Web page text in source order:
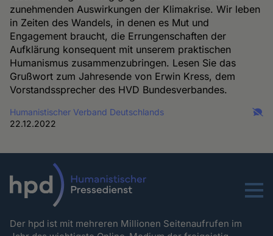
zunehmenden Auswirkungen der Klimakrise. Wir leben
in Zeiten des Wandels, in denen es Mut und
Engagement braucht, die Errungenschaften der
Aufklärung konsequent mit unserem praktischen
Humanismus zusammenzubringen. Lesen Sie das
Grußwort zum Jahresende von Erwin Kress, dem
Vorstandssprecher des HVD Bundesverbandes.
Humanistischer Verband Deutschlands
22.12.2022
Menu
Der hpd ist mit mehreren Millionen Seitenaufrufen im